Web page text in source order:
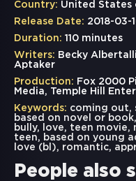
Country: United States
Release Date: 2018-03-
Duration: 110 minutes
Writers: Becky
Aptaker
Production: Fox 2000
Media, Temple Hill
Keywords: coming out,
based on novel or book,
bully, love, teen movie,
teen, based on young
love (bl), romantic,
People also